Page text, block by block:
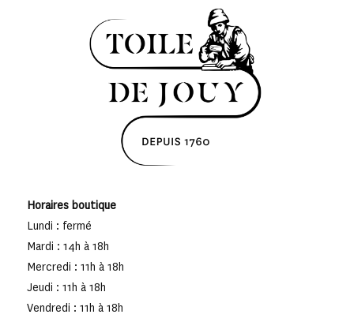
Horaires boutique
Lundi : fermé
Mardi : 14h à 18h
Mercredi : 11h à 18h
Jeudi : 11h à 18h
Vendredi : 11h à 18h